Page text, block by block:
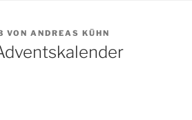
VON ANDREAS KÜHN